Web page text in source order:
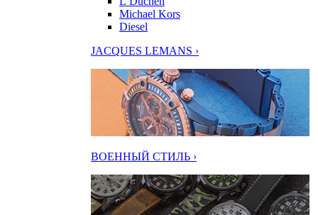
Michael Kors
Diesel
JACQUES LEMANS ›
ВОЕННЫЙ СТИЛЬ ›